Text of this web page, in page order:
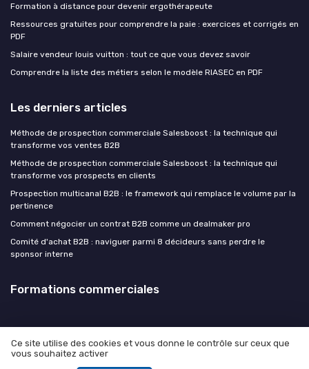
Formation à distance pour devenir ergothérapeute
Ressources gratuites pour comprendre la paie : exercices et corrigés en
PDF
Salaire vendeur louis vuitton : tout ce que vous devez savoir
Comprendre la liste des métiers selon le modèle RIASEC en PDF
Les derniers articles
Méthode de prospection commerciale Salesboost : la technique qui
transforme vos ventes B2B
Méthode de prospection commerciale Salesboost : la technique qui
transforme vos prospects en clients
Prospection multicanal B2B : le framework qui remplace le volume par la
pertinence
Comment négocier un contrat B2B comme un dealmaker pro
Comité d'achat B2B : naviguer parmi 8 décideurs sans perdre le
sponsor interne
Formations commerciales
Mentions légales
Ce site utilise des cookies et vous donne le contrôle sur ceux que
vous souhaitez activer